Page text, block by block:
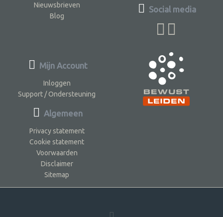
Nieuwsbrieven
Blog
Social media
Mijn Account
Inloggen
Support / Ondersteuning
Algemeen
Privacy statement
Cookie statement
Voorwaarden
Disclaimer
Sitemap